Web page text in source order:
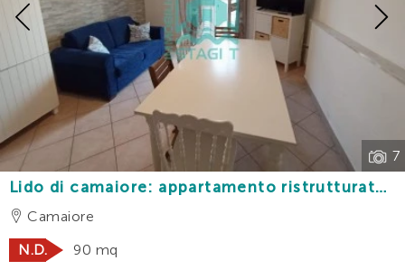
7
Previous
Lido di camaiore: appartamento ristrutturato
3 camere e 2 bagni con posto auto a 100 m
dal mare
Camaiore
N.D.
90 mq